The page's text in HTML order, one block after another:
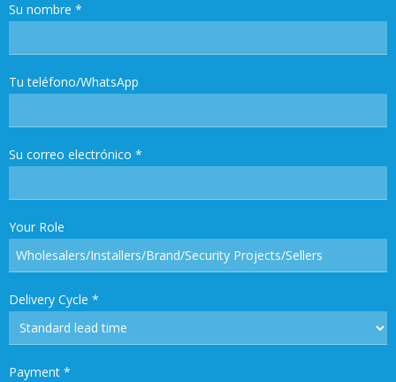
Su nombre *
Tu teléfono/WhatsApp
Su correo electrónico *
Your Role
Delivery Cycle *
Payment *